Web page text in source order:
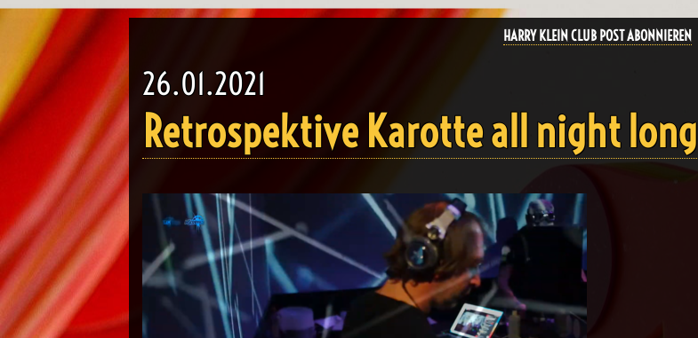
HARRY KLEIN CLUB POST ABONNIEREN
26.01.2021
Retrospektive Karotte all night long